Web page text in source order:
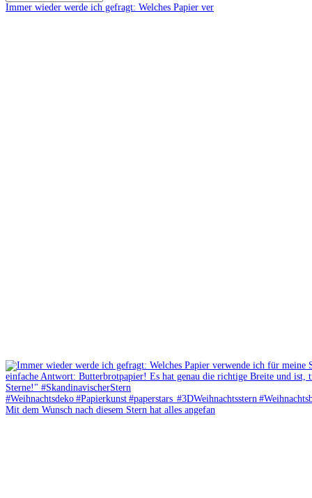
Immer wieder werde ich gefragt: Welches Papier ver
Mit dem Wunsch nach diesem Stern hat alles angefan